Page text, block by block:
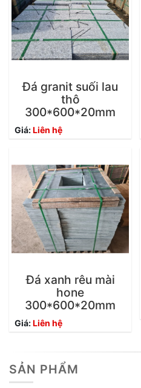
Đá granit suối lau
thô
300*600*20mm
Giá:Liên hệ
Đá xanh rêu mài
hone
300*600*20mm
Giá:Liên hệ
SẢN PHẨM